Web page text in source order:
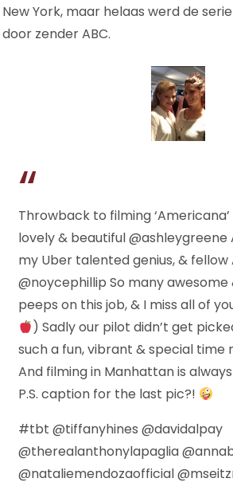
New York, maar helaas werd de
door zender ABC.
Throwback to filming
lovely & beautiful
my Uber talented genius, & fellow
@noycephillip So many
peeps on this job, & I miss all of
) Sadly our pilot didn’t get
such a fun, vibrant & special time
And filming in Manhattan is
P.S. caption for the last pic?!
#tbt @tiffanyhines @davidalpay
@therealanthonylapaglia
@nataliemendozaofficial